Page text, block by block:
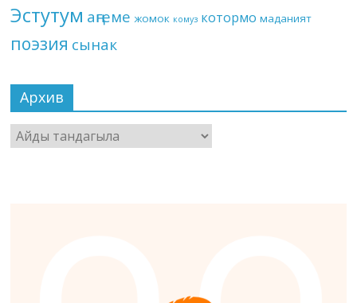
Эстутум аңгеме жомок комуз котормо маданият
поэзия сынак
Архив
Архив